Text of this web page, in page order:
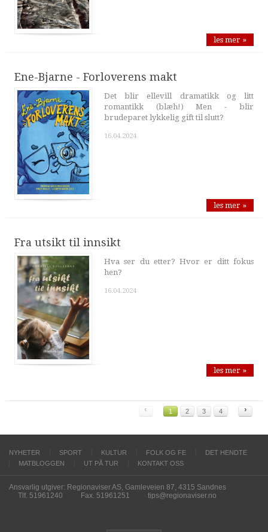
les mer »
Ene-Bjarne - Forloverens makt
Det blir ellevill dramatikk og litt
romantikk (blæh!) Men - blir
brudeparet lykkelig gift til slutt?
16.04.2024
les mer »
Fra utsikt til innsikt
Hva ser du etter? Hvor er ditt fokus
hen?
16.04.2024
les mer »
‹ 1 2 3 4 ›
NYHETER SPORT KULTUR FOLK OG FE
DET HENDTE
MATBLOGGEN
UT PÅ TUR KONTAKT OSS
Ansvarlig utgiver: Regionaviser AS, Gamleveien 87, 4315 Sandnes
Tlf. 51961240
Fax. 51961251 tips@regionaviser.no